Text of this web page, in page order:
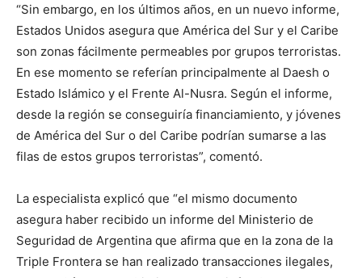
“Sin embargo, en los últimos años, en un nuevo informe,
Estados Unidos asegura que América del Sur y el Caribe
son zonas fácilmente permeables por grupos terroristas.
En ese momento se referían principalmente al Daesh o
Estado Islámico y el Frente Al-Nusra. Según el informe,
desde la región se conseguiría financiamiento, y jóvenes
de América del Sur o del Caribe podrían sumarse a las
filas de estos grupos terroristas”, comentó.
La especialista explicó que “el mismo documento
asegura haber recibido un informe del Ministerio de
Seguridad de Argentina que afirma que en la zona de la
Triple Frontera se han realizado transacciones ilegales,